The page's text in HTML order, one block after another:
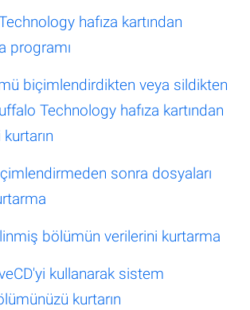
hafıza kartından
programı
biçimlendirdikten veya sildikten
Technology hafıza kartından
sonra dosyaları
bölümün verilerini kurtarma
kullanarak sistem
kurtarın